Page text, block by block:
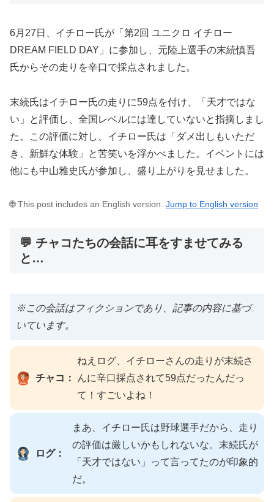
6月27日、イチロー氏が「第2回 ユニクロ イチロー
DREAM FIELD DAY」に参加し、元陸上選手の末続慎吾
氏からその走りを辛口で採点されました。
末続氏はイチロー氏の走りに59点を付け、「天才ではな
い」と評価し、全国レベルには達していないと指摘しまし
た。この評価に対し、イチロー氏は「ダメ出しもいただ
き、新鮮な体験」と苦笑いを浮かべました。イベントには
他にも中山雅史氏が参加し、盛り上がりを見せました。
🌐 This post includes an English version. Jump to English version
💬 チャコたちの会話に耳をすませてみる
と…
※この会話はフィクションであり、記事の内容に基づ
いています。
チャコ：
ねえログ、イチローさんの走りが末続さ
んに辛口採点されて59点だったんだっ
て！すごいよね！
ログ：
まあ、イチロー氏は野球選手だから、走り
の評価は厳しいかもしれないな。末続氏が
「天才ではない」って言ってたのが印象的
だ。